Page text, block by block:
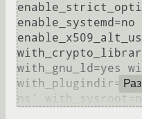
with_gnu_ld=yes
ns'